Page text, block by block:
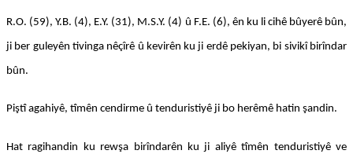
R.O. (59), Y.B. (4), E.Y. (31), M.S.Y. (4) û F.E. (6), ên ku li cihê bûyerê bûn,
ji ber guleyên tivinga nêçîrê û kevirên ku ji erdê pekiyan, bi sivikî birîndar
bûn.
Piştî agahiyê, tîmên cendirme û tenduristiyê ji bo herêmê hatin şandin.
Hat ragihandin ku rewşa birîndarên ku ji aliyê tîmên tenduristiyê ve